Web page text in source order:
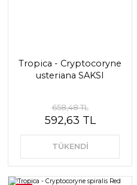
Tropica - Cryptocoryne
usteriana SAKSI
658,48 TL
592,63 TL
TÜKENDİ